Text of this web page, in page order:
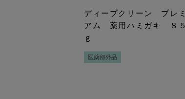
ディープクリーン プレミ
アム 薬用ハミガキ ８５
ｇ
医薬部外品